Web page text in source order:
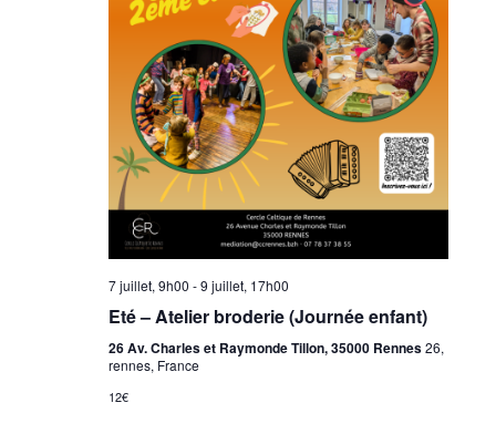
7 juillet, 9h00 -9 juillet, 17h00
Eté – Atelier broderie (Journée enfant)
26 Av. Charles et Raymonde Tillon, 35000 Rennes26,
rennes, France
12€